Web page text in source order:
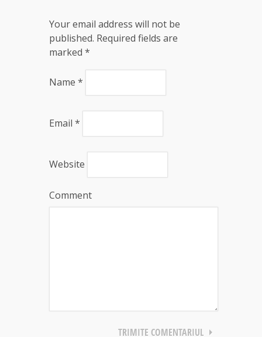
Your email address will not be
published. Required fields are
marked *
Name *
Email *
Website
Comment